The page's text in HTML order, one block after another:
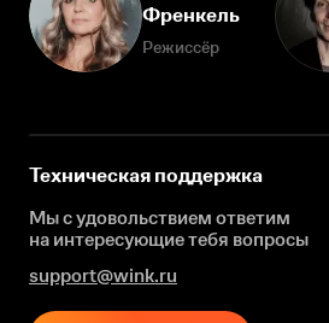
Френкель
Режиссёр
Техническая поддержка
Мы с удовольствием ответим
на интересующиетебя вопросы
support@wink.ru